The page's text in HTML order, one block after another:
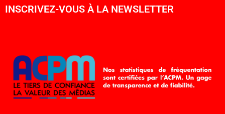
INSCRIVEZ-VOUS À LA NEWSLETTER